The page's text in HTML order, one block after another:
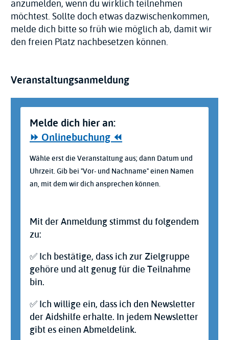
anzumelden, wenn du wirklich teilnehmen
möchtest. Sollte doch etwas dazwischenkommen,
melde dich bitte so früh wie möglich ab, damit wir
den freien Platz nachbesetzen können.
Veranstaltungsanmeldung
Statusmeldung
Melde dich hier an:
⏩ Onlinebuchung ⏪
Wähle erst die Veranstaltung aus; dann Datum und
Uhrzeit. Gib bei "Vor- und Nachname" einen Namen
an, mit dem wir dich ansprechen können.
Mit der Anmeldung stimmst du folgendem
zu:
✅ Ich bestätige, dass ich zur Zielgruppe
gehöre und alt genug für die Teilnahme
bin.
✅ Ich willige ein, dass ich den Newsletter
der Aidshilfe erhalte. In jedem Newsletter
gibt es einen Abmeldelink.